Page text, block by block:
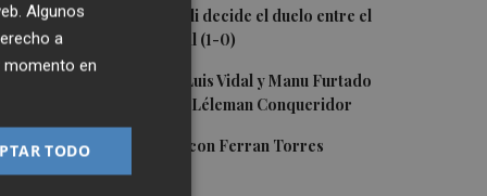
2Un gol de Bardeli decide el duelo entre el
Levante y su filial (1-0)
Nacho Huerta, Luis Vidal y Manu Furtado
renuevan con el Léleman Conqueridor
4Foios se vuelca con Ferran Torres
la
Algunos
a
momento en
TODO